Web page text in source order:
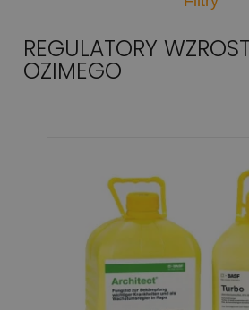
REGULATORY
OZIMEGO